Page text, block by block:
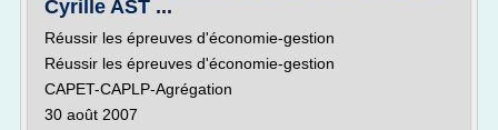
Cyrille AST ...
Réussir les épreuves d'économie-gestion
Réussir les épreuves d'économie-gestion
CAPET-CAPLP-Agrégation
30 août 2007